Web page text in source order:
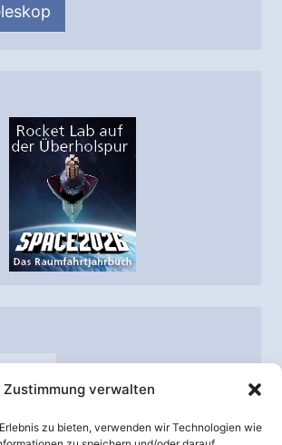
Zustimmung verwalten
zu bieten, verwenden wir Technologien wie